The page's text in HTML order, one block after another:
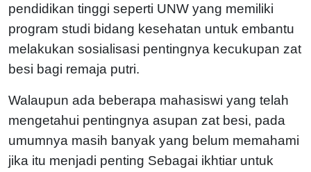
pendidikan tinggi seperti UNW yang memiliki
program studi bidang kesehatan untuk embantu
melakukan sosialisasi pentingnya kecukupan zat
besi bagi remaja putri.
Walaupun ada beberapa mahasiswi yang telah
mengetahui pentingnya asupan zat besi, pada
umumnya masih banyak yang belum memahami
jika itu menjadi penting Sebagai ikhtiar untuk